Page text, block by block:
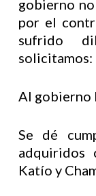
gobierno
por el
sufrido
solicitamos:
Al gobierno
Se dé
adquiridos
Katío y